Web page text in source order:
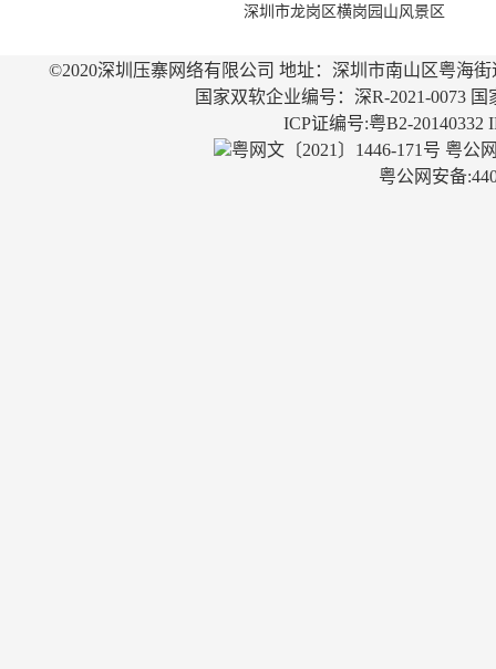
深圳市龙岗区横岗园山风景区
©2020深圳压寨网络有限公司 地址：深圳市南山区粤海
国家双软企业编号：深R-2021-0073
ICP证编号:粤B2-20140332
粤网文〔2021〕1446-171号 粤公
粤公网安备